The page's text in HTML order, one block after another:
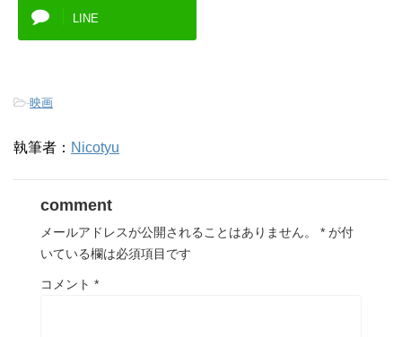
LINE
-映画
執筆者： Nicotyu
comment
メールアドレスが公開されることはありません。 * が付
いている欄は必須項目です
コメント *